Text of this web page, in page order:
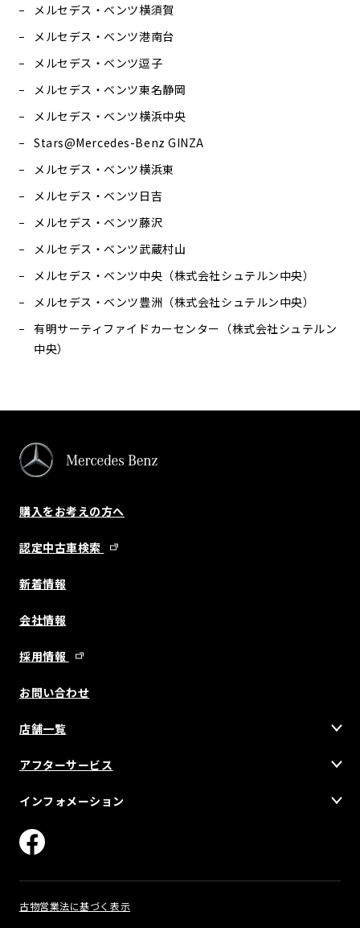
メルセデス・ベンツ横須賀
メルセデス・ベンツ港南台
メルセデス・ベンツ逗子
メルセデス・ベンツ東名静岡
メルセデス・ベンツ横浜中央
Stars@Mercedes-Benz GINZA
メルセデス・ベンツ横浜東
メルセデス・ベンツ日吉
メルセデス・ベンツ藤沢
メルセデス・ベンツ武蔵村山
メルセデス・ベンツ中央（株式会社シュテルン中央）
メルセデス・ベンツ豊洲（株式会社シュテルン中央）
有明サーティファイドカーセンター（株式会社シュテルン
中央）
購入をお考えの方へ
認定中古車検索
新着情報
会社情報
採用情報
お問い合わせ
店舗一覧
アフターサービス
インフォメーション
古物営業法に基づく表示